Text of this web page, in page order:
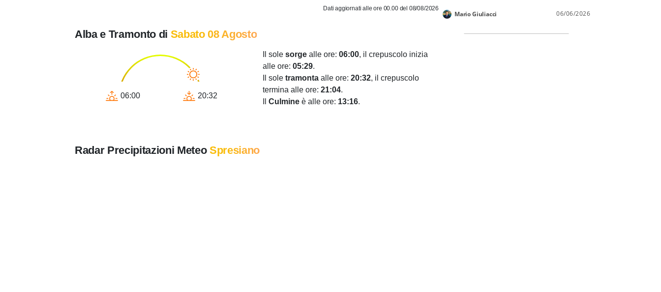
Dati aggiornati alle ore 00.00 del 08/08/2026
Alba e Tramonto di Sabato 08 Agosto
06:00 20:32
Il sole sorge alle ore: 06:00, il crepuscolo inizia
alle ore: 05:29.
Il sole tramonta alle ore: 20:32, il crepuscolo
termina alle ore: 21:04.
Culmine è alle ore: 13:16.
Radar Precipitazioni MeteoSpresiano
Mario Giuliacci 06/06/2026